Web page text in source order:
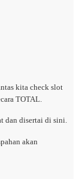
kita check slot
TOTAL.
dan disertai di sini.
akan